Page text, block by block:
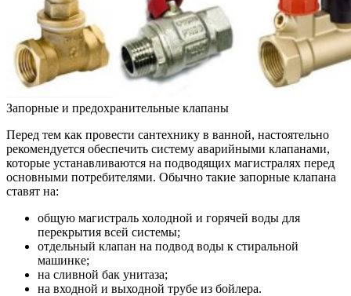
Запорные и предохранительные клапаны
Перед тем как провести сантехнику в ванной, настоятельно
рекомендуется обеспечить систему аварийными клапанами,
которые устанавливаются на подводящих магистралях перед
основными потребителями. Обычно такие запорные клапана
ставят на:
общую магистраль холодной и горячей воды для
перекрытия всей системы;
отдельный клапан на подвод воды к стиральной
машинке;
на сливной бак унитаза;
на входной и выходной трубе из бойлера.